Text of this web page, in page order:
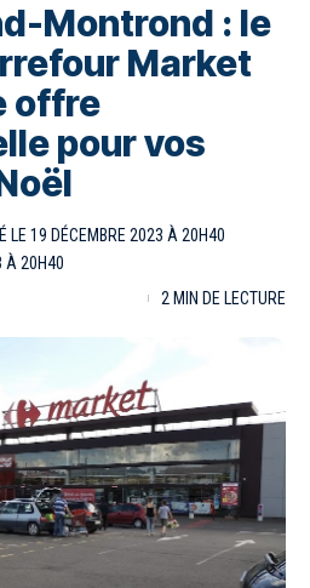
Montrond : le
Market
offre
pour vos
LE 19 DÉCEMBRE 2023 À 20H40
À 20H40
2 MIN DE LECTURE